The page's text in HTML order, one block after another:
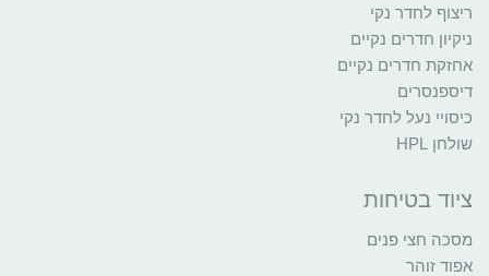
ריצוף לחדר נקי
ניקיון חדרים נקיים
אחזקת חדרים נקיים
דיספנסרים
כיסויי נעל לחדר נקי
שולחן HPL
ציוד בטיחות
מסכה חצי פנים
אפוד זוהר